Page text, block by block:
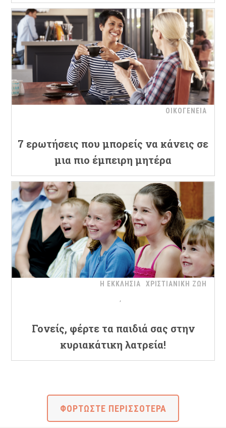
ΟΙΚΟΓΕΝΕΙΑ
7 ερωτήσεις που μπορείς να κάνεις σε
μια πιο έμπειρη μητέρα
Η ΕΚΚΛΗΣΙΑ ΧΡΙΣΤΙΑΝΙΚΗ ΖΩΗ
Γονείς, φέρτε τα παιδιά σας στην
κυριακάτικη λατρεία!
ΦΟΡΤΩΣΤΕ ΠΕΡΙΣΣΟΤΕΡΑ